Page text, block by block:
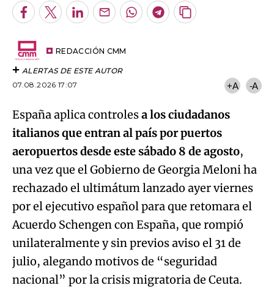
Facebook
TwitterLinkedInEnviarWhatsapp
Telegram
Copiar
REDACCIÓN CMM
ALERTAS DE ESTE AUTOR
07.08.2026 17:07
+A -A
España aplica controlesa los ciudadanos
italianos que entran al país por puertos
aeropuertos desde este sábado 8 de agosto,
una vez que el Gobierno de Georgia Meloni ha
rechazado el ultimátum lanzado ayer viernes
por el ejecutivo español para que retomara el
Acuerdo Schengen con España, que rompió
unilateralmente y sin previos aviso el 31 de
julio, alegando motivos de “seguridad
nacional” por la crisis migratoria de Ceuta.